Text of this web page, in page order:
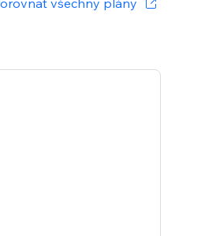
všechny plány